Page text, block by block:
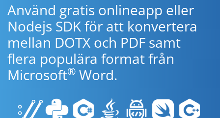
Använd gratis onlineapp eller
Nodejs SDK för att konvertera
mellan DOTX och PDF samt
flera populära format från
Microsoft® Word.